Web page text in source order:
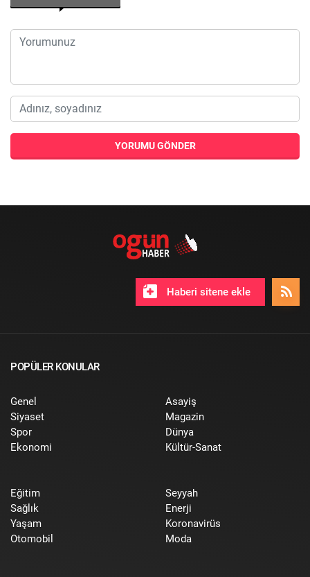
YORUMU GÖNDER
Haberi sitene ekle
POPÜLER KONULAR
Genel
Siyaset
Spor
Ekonomi
Asayiş
Magazin
Dünya
Kültür-Sanat
Eğitim
Sağlık
Yaşam
Otomobil
Seyyah
Enerji
Koronavirüs
Moda